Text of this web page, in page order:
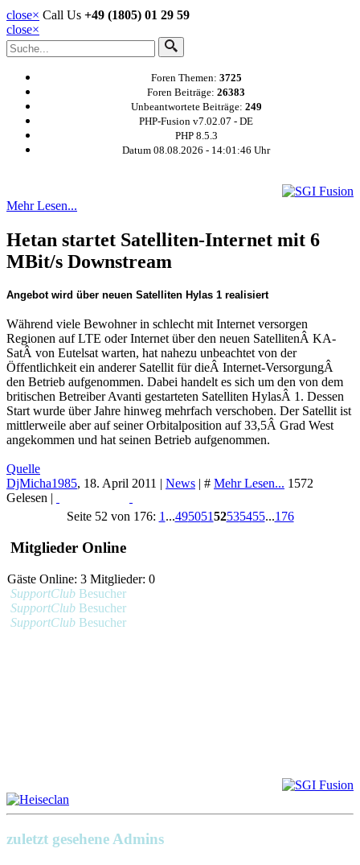
close× Call Us +49 (1805) 01 29 59
close×
Foren Themen: 3725
Foren Beiträge: 26383
Unbeantwortete Beiträge: 249
PHP-Fusion v7.02.07 - DE
PHP 8.5.3
Datum 08.08.2026 - 14:01:46 Uhr
Mehr Lesen...
Hetan startet Satelliten-Internet mit 6
MBit/s Downstream
Angebot wird über neuen Satelliten Hylas 1 realisiert
Während viele Bewohner in schlecht mit Internet versorgen
Regionen auf LTE oder Internet über den neuen SatellitenÂ KA-
SatÂ von Eutelsat warten, hat nahezu unbeachtet von der
Öffentlichkeit ein anderer Satellit für dieÂ Internet-VersorgungÂ
den Betrieb aufgenommen. Dabei handelt es sich um den von dem
britischen Betreiber Avanti gestarteten Satelliten HylasÂ 1. Dessen
Start wurde über Jahre hinweg mehrfach verschoben. Der Satellit ist
mittlerweile aber auf seiner Orbitalposition auf 33,5Â Grad West
angekommen und hat seinen Betrieb aufgenommen.
Quelle
DjMicha1985, 18. April 2011 | News | # Mehr Lesen... 1572
Gelesen |
Seite 52 von 176: 1 ...49505152535455...176
Mitglieder Online
Gäste Online: 3 Mitglieder: 0
SupportClub Besucher
SupportClub Besucher
SupportClub Besucher
zuletzt gesehene Admins